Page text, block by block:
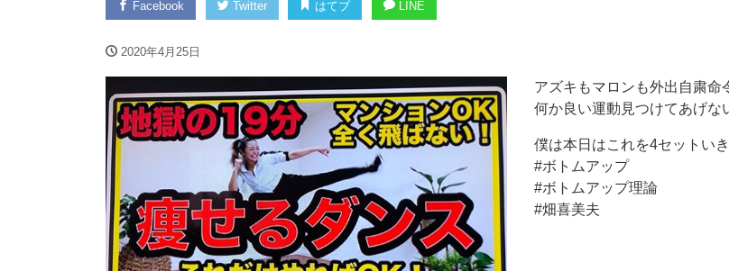
Facebook Twitter はてブ LINE
2020年4月25日
アズキもマロンも外出自粛命
何か良い運動見つけてあげな
僕は本日はこれを4セットい
#ボトムアップ
#ボトムアップ理論
#畑喜美夫